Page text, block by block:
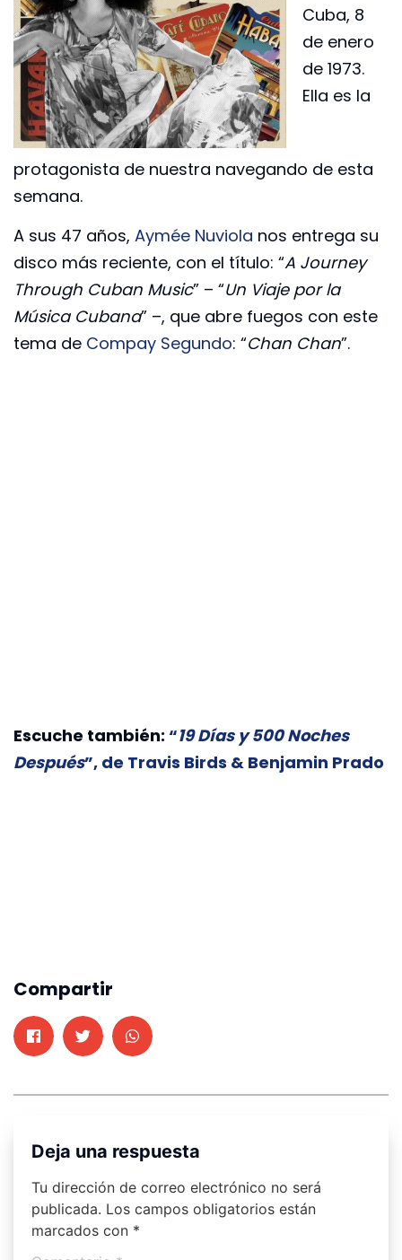
Cuba, 8
de enero
de 1973.
Ella es la
protagonista de nuestra navegando de esta
semana.
A sus 47 años, Aymée Nuviola nos entrega su
disco más reciente, con el título: “A Journey
Through Cuban Music” – “Un Viaje por la
Música Cubana” –, que abre fuegos con este
tema de Compay Segundo: “Chan Chan”.
Escuche también: “19 Días y 500 Noches
Después”, de Travis Birds & Benjamin Prado
Compartir
Deja una respuesta
Tu dirección de correo electrónico no será
publicada. Los campos obligatorios están
marcados con *